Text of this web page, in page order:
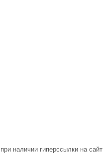
наличии гиперссылки на сайт